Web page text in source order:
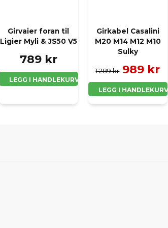
Girvaier foran til
Ligier Myli & JS50 V5
789 kr
LEGG I HANDLEKURV
Girkabel Casalini
M20 M14 M12 M10
Sulky
1 289 kr 989 kr
LEGG I HANDLEKURV